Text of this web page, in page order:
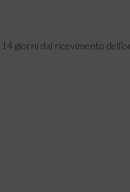
giorni dal ricevimento